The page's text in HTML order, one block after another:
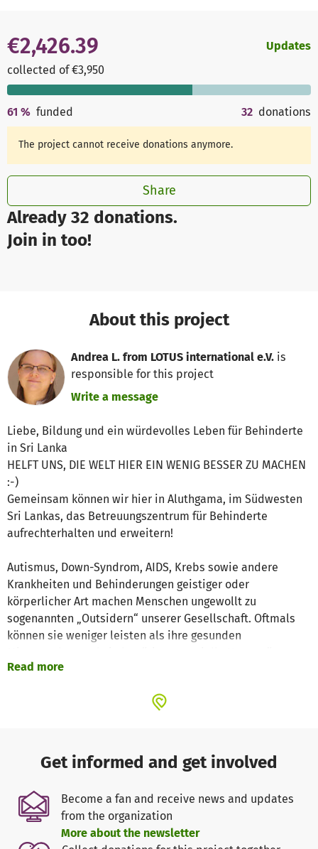
Already 32 donations.
Join in too!
€2,426.39
collected of €3,950
Updates
61 % funded 32 donations
The project cannot receive donations anymore.
Share
About this project
Andrea L. from LOTUS international e.V. is
responsible for this project
Write a message
Liebe, Bildung und ein würdevolles Leben für Behinderte
in Sri Lanka
HELFT UNS, DIE WELT HIER EIN WENIG BESSER ZU MACHEN
:-)
Gemeinsam können wir hier in Aluthgama, im Südwesten
Sri Lankas, das Betreuungszentrum für Behinderte
aufrechterhalten und erweitern!
Autismus, Down-Syndrom, AIDS, Krebs sowie andere
Krankheiten und Behinderungen geistiger oder
körperlicher Art machen Menschen ungewollt zu
sogenannten „Outsidern“ unserer Gesellschaft. Oftmals
können sie weniger leisten als ihre gesunden
und mehr Aufmerksamkeit. Aber genau das können wir
Was gibt es Schöneres, als das glückliche Lächeln eines
Die Freiwilligenhelfer der Nature Volunteers Association
(www.naturevolunteers.org) unterstützen auf
unterschiedlichste Weise die motivierten einheimischen
Lehrerinnen und Betreuerinnen, die sich täglich liebevoll
um die Kinder und Jugendlichen hier vor Ort kümmern.
Read more
Get informed and get involved
Become a fan and receive news and updates
from the organization
More about the newsletter